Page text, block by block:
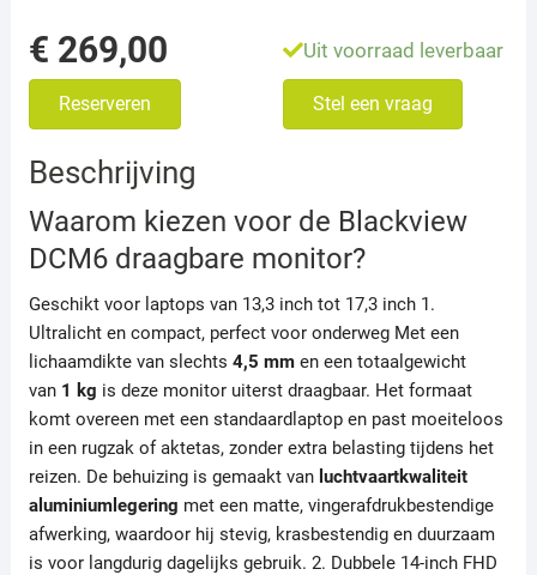
€ 269,00 Uit voorraad leverbaar
Reserveren Stel een vraag
Beschrijving
Waarom kiezen voor de Blackview
DCM6 draagbare monitor?
Geschikt voor laptops van 13,3 inch tot 17,3 inch 1.
Ultralicht en compact, perfect voor onderweg Met een
lichaamdikte van slechts 4,5 mmen een totaalgewicht
van 1 kg is deze monitor uiterst draagbaar. Het formaat
komt overeen met een standaardlaptop en past moeiteloos
in een rugzak of aktetas, zonder extra belasting tijdens het
reizen. De behuizing is gemaakt van luchtvaartkwaliteit
aluminiumlegering met een matte, vingerafdrukbestendige
afwerking, waardoor hij stevig, krasbestendig en duurzaam
is voor langdurig dagelijks gebruik. 2. Dubbele 14-inch FHD